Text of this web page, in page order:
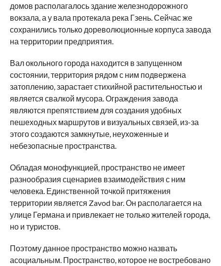
домов располагалось здание железнодорожного
вокзала, а у вала протекала река Гзень. Сейчас же
сохранились только дореволюционные корпуса завода
на территории предприятия.
Вал окольного города находится в запущенном
состоянии, территория рядом с ним подвержена
затоплению, зарастает стихийной растительностью и
является свалкой мусора. Ограждения завода
являются препятствием для создания удобных
пешеходных маршрутов и визуальных связей, из-за
этого создаются замкнутые, неухоженные и
небезопасные пространства.
Обладая монофункцией, пространство не имеет
разнообразия сценариев взаимодействия с ним
человека. Единственной точкой притяжения
территории является Zavod bar. Он располагается на
улице Германа и привлекает не только жителей города,
но и туристов.
Поэтому данное пространство можно назвать
асоциальным. Пространство, которое не востребовано